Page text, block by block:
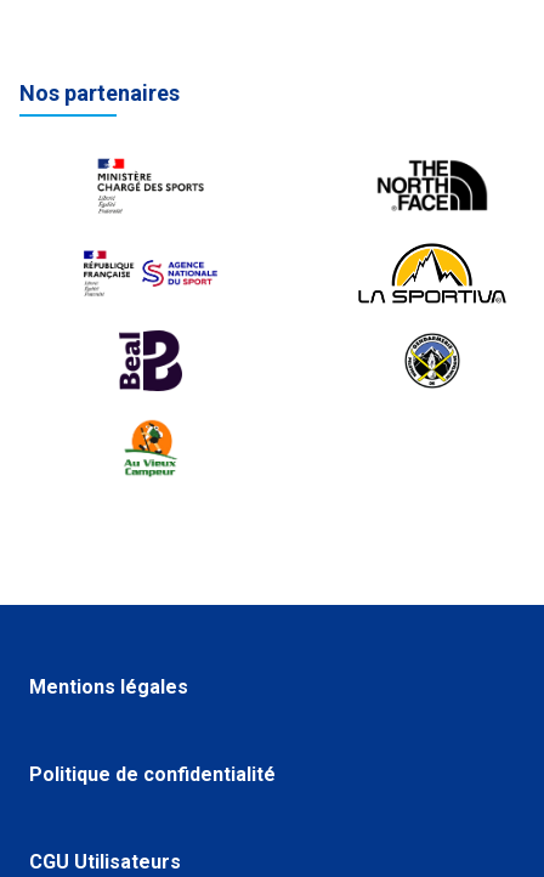
Nos partenaires
Mentions légales
Politique de confidentialité
CGU Utilisateurs